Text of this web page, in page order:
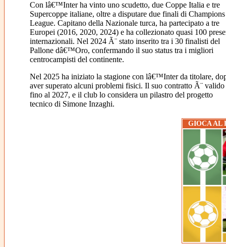
Con lâ€™Inter ha vinto uno scudetto, due Coppe Italia e tre
Supercoppe italiane, oltre a disputare due finali di Champions
League. Capitano della Nazionale turca, ha partecipato a tre
Europei (2016, 2020, 2024) e ha collezionato quasi 100
internazionali. Nel 2024 Ã¨ stato inserito tra i 30 finalisti del
Pallone dâ€™Oro, confermando il suo status tra i migliori
centrocampisti del continente.
Nel 2025 ha iniziato la stagione con lâ€™Inter da titolare,
aver superato alcuni problemi fisici. Il suo contratto Ã¨ valido
fino al 2027, e il club lo considera un pilastro del progetto
tecnico di Simone Inzaghi.
GIOCA AL